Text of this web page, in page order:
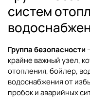
систем
Группа безопасности
крайне важный узел,
отопления, бойлер,
водоснабжения от
пробок и аварийных